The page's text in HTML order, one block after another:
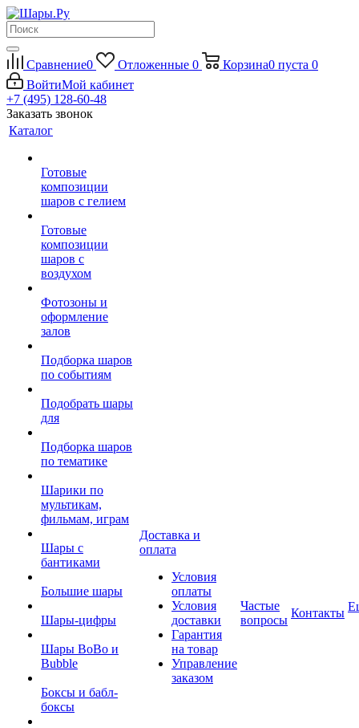
Сравнение0 Отложенные 0 Корзина0 пуста 0
ВойтиМой кабинет
+7 (495) 128-60-48
Заказать звонок
Каталог
Готовые
композиции
шаров с гелием
Готовые
композиции
шаров с
воздухом
Фотозоны и
оформление
залов
Подборка шаров
по событиям
Подобрать шары
для
Подборка шаров
по тематике
Шарики по
мультикам,
фильмам, играм
Шары с
бантиками
Большие шары
Шары-цифры
Шары BoBo и
Bubble
Боксы и бабл-
боксы
Доставка и
оплата
Условия
оплаты
Условия
доставки
Гарантия
на товар
Управление
заказом
Частые
вопросы
Контакты